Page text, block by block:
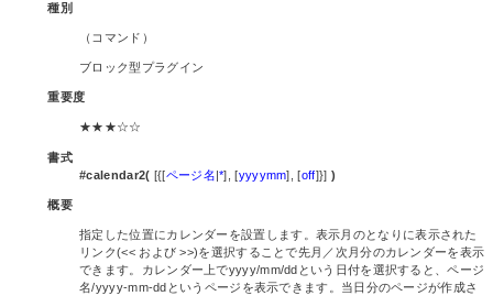
種別
（コマンド）
ブロック型プラグイン
重要度
★★★☆☆
書式
#calendar2( [{[ページ名|*], [yyyymm], [off]}] )
概要
指定した位置にカレンダーを設置します。表示月のとなりに表示された
リンク(<< および >>)を選択することで先月／次月分のカレンダーを表示
できます。カレンダー上でyyyy/mm/ddという日付を選択すると、ページ
名/yyyy-mm-ddというページを表示できます。当日分のページが作成さ